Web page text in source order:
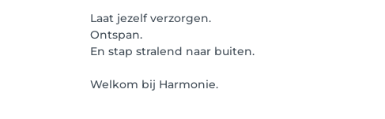
Laat jezelf verzorgen.
Ontspan.
En stap stralend naar buiten.